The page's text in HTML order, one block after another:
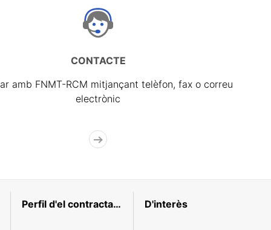
CONTACTE
amb FNMT-RCM mitjançant telèfon, fax o correu
electrònic
Perfil d'el contractant D'interès